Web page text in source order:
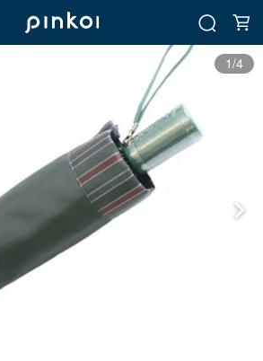
1/4